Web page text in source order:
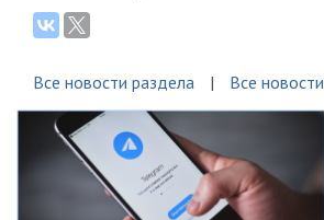
Все новости раздела Все новости